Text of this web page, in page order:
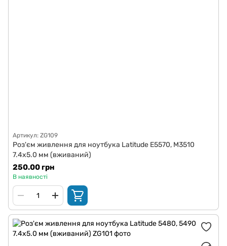
Артикул: ZG109
Роз'єм живлення для ноутбука Latitude E5570, M3510
7.4x5.0 мм (вживаний)
250.00 грн
В наявності